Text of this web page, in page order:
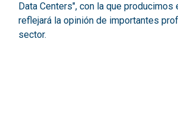
Data Centers", con la que
reflejará la opinión de importantes
sector.